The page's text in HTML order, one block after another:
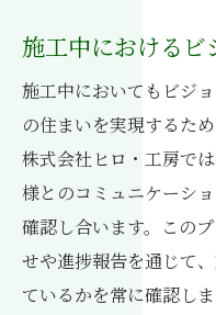
施工中における
施工中においてもビジ
の住まいを実現するた
株式会社ヒロ・工房で
様とのコミュニケーシ
確認し合います。この
せや進捗報告を通じて
ているかを常に確認し